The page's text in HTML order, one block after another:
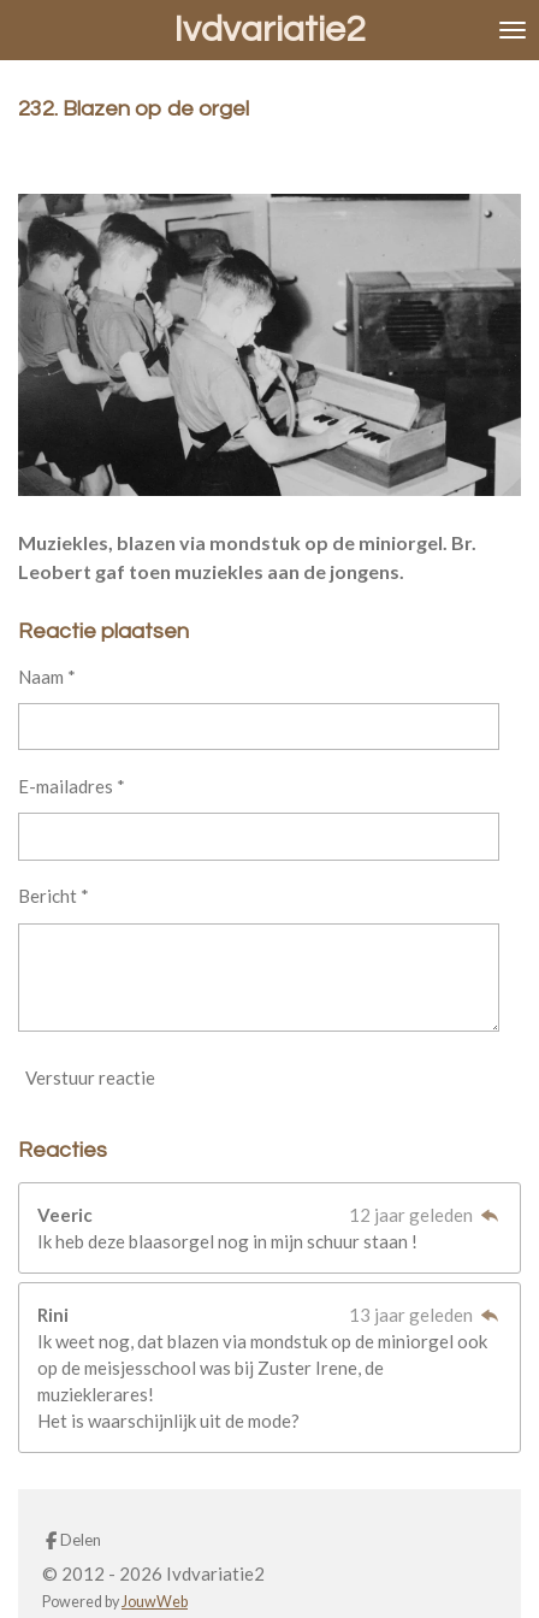
de
Ivdvariatie2
232. Blazen op de orgel
Muziekles, blazen via mondstuk op de miniorgel. Br.
Leobert gaf toen muziekles aan de jongens.
Reactie plaatsen
Naam *
E-mailadres *
Bericht *
Verstuur reactie
Reacties
Veeric
12 jaar geleden
Ik heb deze blaasorgel nog in mijn schuur staan !
Rini
13 jaar geleden
Ik weet nog, dat blazen via mondstuk op de miniorgel ook
op de meisjesschool was bij Zuster Irene, de
muzieklerares!
Het is waarschijnlijk uit de mode?
Delen
© 2012 - 2026 Ivdvariatie2
Powered by JouwWeb